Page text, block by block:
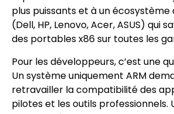
plus puissants et à un
(Dell, HP, Lenovo, Acer, ASUS) qui
des portables x86 sur toutes les
Pour les développeurs, c’est une
Un système uniquement ARM
retravailler la compatibilité des
pilotes et les outils professionnels.